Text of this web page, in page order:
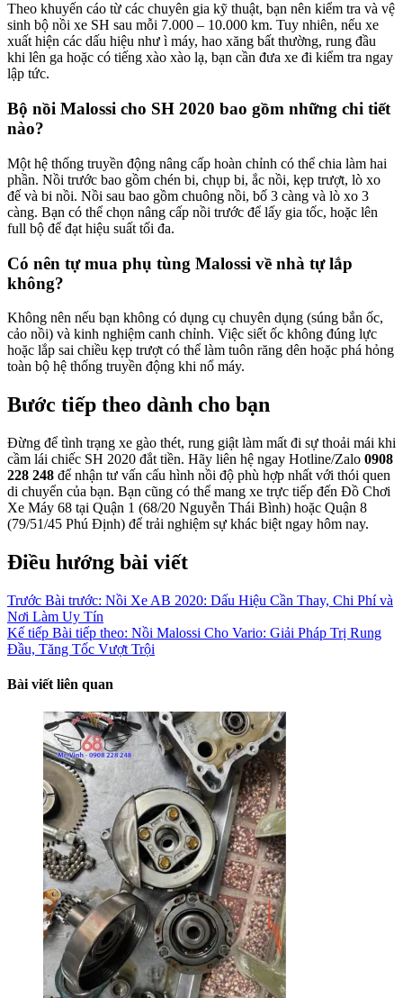
Theo khuyến cáo từ các chuyên gia kỹ thuật, bạn nên kiểm tra và vệ
sinh bộ nồi xe SH sau mỗi 7.000 – 10.000 km. Tuy nhiên, nếu xe
xuất hiện các dấu hiệu như ì máy, hao xăng bất thường, rung đầu
khi lên ga hoặc có tiếng xào xào lạ, bạn cần đưa xe đi kiểm tra ngay
lập tức.
Bộ nồi Malossi cho SH 2020 bao gồm những chi tiết
nào?
Một hệ thống truyền động nâng cấp hoàn chỉnh có thể chia làm hai
phần. Nồi trước bao gồm chén bi, chụp bi, ắc nồi, kẹp trượt, lò xo
đế và bi nồi. Nồi sau bao gồm chuông nồi, bố 3 càng và lò xo 3
càng. Bạn có thể chọn nâng cấp nồi trước để lấy gia tốc, hoặc lên
full bộ để đạt hiệu suất tối đa.
Có nên tự mua phụ tùng Malossi về nhà tự lắp
không?
Không nên nếu bạn không có dụng cụ chuyên dụng (súng bắn ốc,
cảo nồi) và kinh nghiệm canh chỉnh. Việc siết ốc không đúng lực
hoặc lắp sai chiều kẹp trượt có thể làm tuôn răng dên hoặc phá hỏng
toàn bộ hệ thống truyền động khi nổ máy.
Bước tiếp theo dành cho bạn
Đừng để tình trạng xe gào thét, rung giật làm mất đi sự thoải mái khi
cầm lái chiếc SH 2020 đắt tiền. Hãy liên hệ ngay Hotline/Zalo 0908
228 248 để nhận tư vấn cấu hình nồi độ phù hợp nhất với thói quen
di chuyển của bạn. Bạn cũng có thể mang xe trực tiếp đến Đồ Chơi
Xe Máy 68 tại Quận 1 (68/20 Nguyễn Thái Bình) hoặc Quận 8
(79/51/45 Phú Định) để trải nghiệm sự khác biệt ngay hôm nay.
Điều hướng bài viết
Trước Bài trước: Nồi Xe AB 2020: Dấu Hiệu Cần Thay, Chi Phí và
Nơi Làm Uy Tín
Kế tiếp Bài tiếp theo: Nồi Malossi Cho Vario: Giải Pháp Trị Rung
Đầu, Tăng Tốc Vượt Trội
Bài viết liên quan